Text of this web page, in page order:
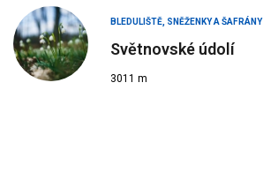
BLEDULIŠTĚ, SNĚŽENKY A ŠAFRÁNY
Světnovské údolí
3011 m